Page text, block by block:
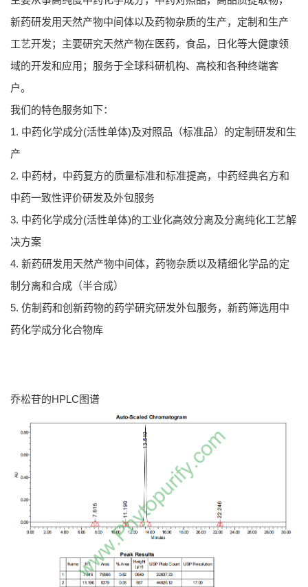
新药研发用天然产物中间体以及药物杂质的生产，定制和生产
工艺开发；主要研究天然产物在医药，食品，日化等大健康领
域的开发和应用；服务于全球科研机构、高校和各种终端客
户。
我们的特色服务如下：
1. 中药化学成分(活性单体)及对照品（标准品）的定制研发和生
产
2. 中药材，中药复方的质量标准和标准提高，中药经典名方和
中药一致性评价研发及外包服务
3. 中药化学成分(活性单体)的工业化高效分离及分离纯化工艺解
决方案
4. 新药研发用天然产物中间体，药物杂质以及精细化学品的定
制分离和合成（半合成）
5. 仿制药和创新药物的药学研究研发外包服务，新药筛选用中
药化学成分化合物库
乔松苷的HPLC图谱